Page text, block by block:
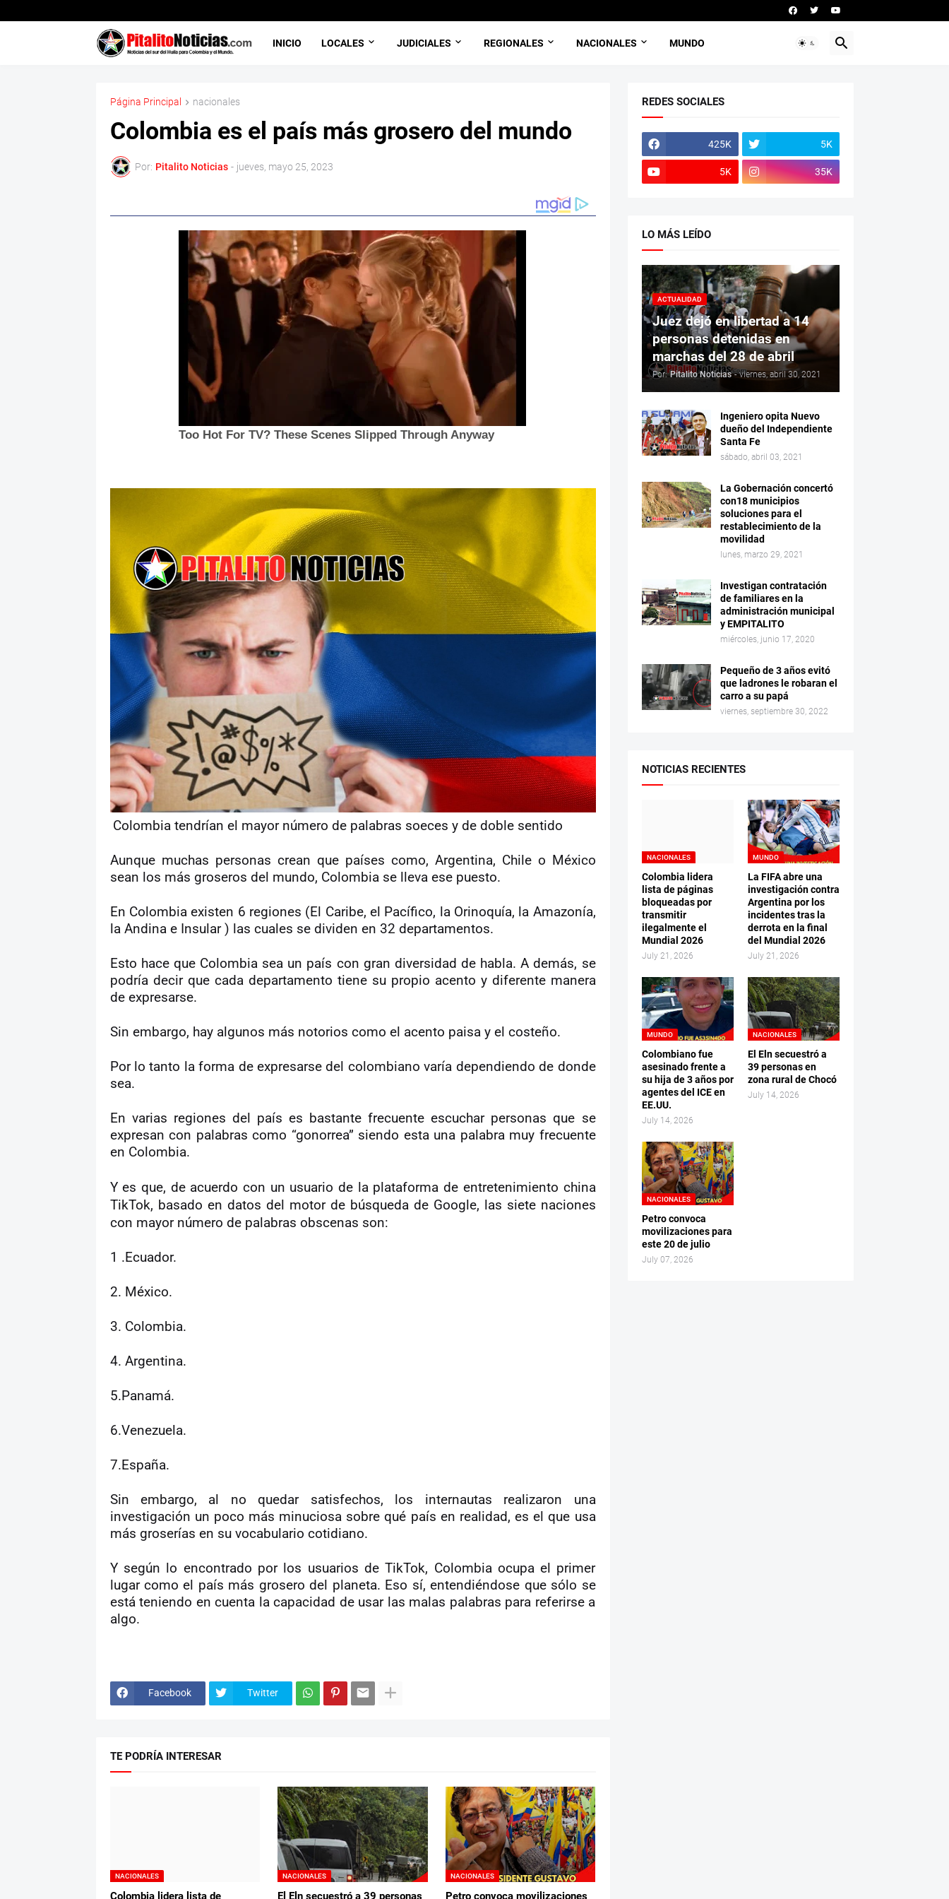
INICIO LOCALES JUDICIALES REGIONALES NACIONALES MUNDO
Página Principal nacionales
Colombia es el país más grosero del mundo
Por: Pitalito Noticias - jueves, mayo 25, 2023
Colombia tendrían el mayor número de palabras soeces y de doble sentido
Aunque muchas personas crean que países como, Argentina, Chile o México
sean los más groseros del mundo, Colombia se lleva ese puesto.
En Colombia existen 6 regiones (El Caribe, el Pacífico, la Orinoquía, la Amazonía,
la Andina e Insular ) las cuales se dividen en 32 departamentos.
Esto hace que Colombia sea un país con gran diversidad de habla. A demás, se
podría decir que cada departamento tiene su propio acento y diferente manera
de expresarse.
Sin embargo, hay algunos más notorios como el acento paisa y el costeño.
Por lo tanto la forma de expresarse del colombiano varía dependiendo de donde
sea.
En varias regiones del país es bastante frecuente escuchar personas que se
expresan con palabras como “gonorrea” siendo esta una palabra muy frecuente
en Colombia.
Y es que, de acuerdo con un usuario de la plataforma de entretenimiento china
TikTok, basado en datos del motor de búsqueda de Google, las siete naciones
con mayor número de palabras obscenas son:
1 .Ecuador.
2. México.
3. Colombia.
4. Argentina.
5.Panamá.
6.Venezuela.
7.España.
Sin embargo, al no quedar satisfechos, los internautas realizaron una
investigación un poco más minuciosa sobre qué país en realidad, es el que usa
más groserías en su vocabulario cotidiano.
Y según lo encontrado por los usuarios de TikTok, Colombia ocupa el primer
lugar como el país más grosero del planeta. Eso sí, entendiéndose que sólo se
está teniendo en cuenta la capacidad de usar las malas palabras para referirse a
algo.
Facebook Twitter
TE PODRÍA INTERESAR
NACIONALES
Colombia lidera lista de
NACIONALES
El Eln secuestró a 39 personas
NACIONALES
Petro convoca movilizaciones
REDES SOCIALES
425K 5K
5K 35K
LO MÁS LEÍDO
ACTUALIDAD
Juez dejó en libertad a 14
personas detenidas en
marchas del 28 de abril
Por: Pitalito Noticias - viernes, abril 30, 2021
Ingeniero opita Nuevo
dueño del Independiente
Santa Fe
sábado, abril 03, 2021
La Gobernación concertó
con18 municipios
soluciones para el
restablecimiento de la
movilidad
lunes, marzo 29, 2021
Investigan contratación
de familiares en la
administración municipal
y EMPITALITO
miércoles, junio 17, 2020
Pequeño de 3 años evitó
que ladrones le robaran el
carro a su papá
viernes, septiembre 30, 2022
NOTICIAS RECIENTES
NACIONALES
Colombia lidera
lista de páginas
bloqueadas por
transmitir
ilegalmente el
Mundial 2026
July 21, 2026
MUNDO
La FIFA abre una
investigación contra
Argentina por los
incidentes tras la
derrota en la final
del Mundial 2026
July 21, 2026
MUNDO
Colombiano fue
asesinado frente a
su hija de 3 años por
agentes del ICE en
EE.UU.
July 14, 2026
NACIONALES
El Eln secuestró a
39 personas en
zona rural de Chocó
July 14, 2026
NACIONALES
Petro convoca
movilizaciones para
este 20 de julio
July 07, 2026